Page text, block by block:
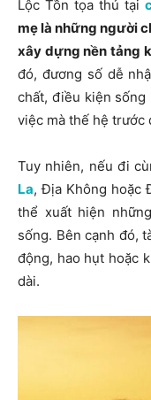
Lộc Tồn tọa thủ tại
mẹ là những người
xây dựng nền tảng
đó, đương số dễ
chất, điều kiện sống
việc mà thế hệ trước
Tuy nhiên, nếu đi
La, Địa Không hoặc
thể xuất hiện
sống. Bên cạnh đó,
động, hao hụt hoặc
dài.